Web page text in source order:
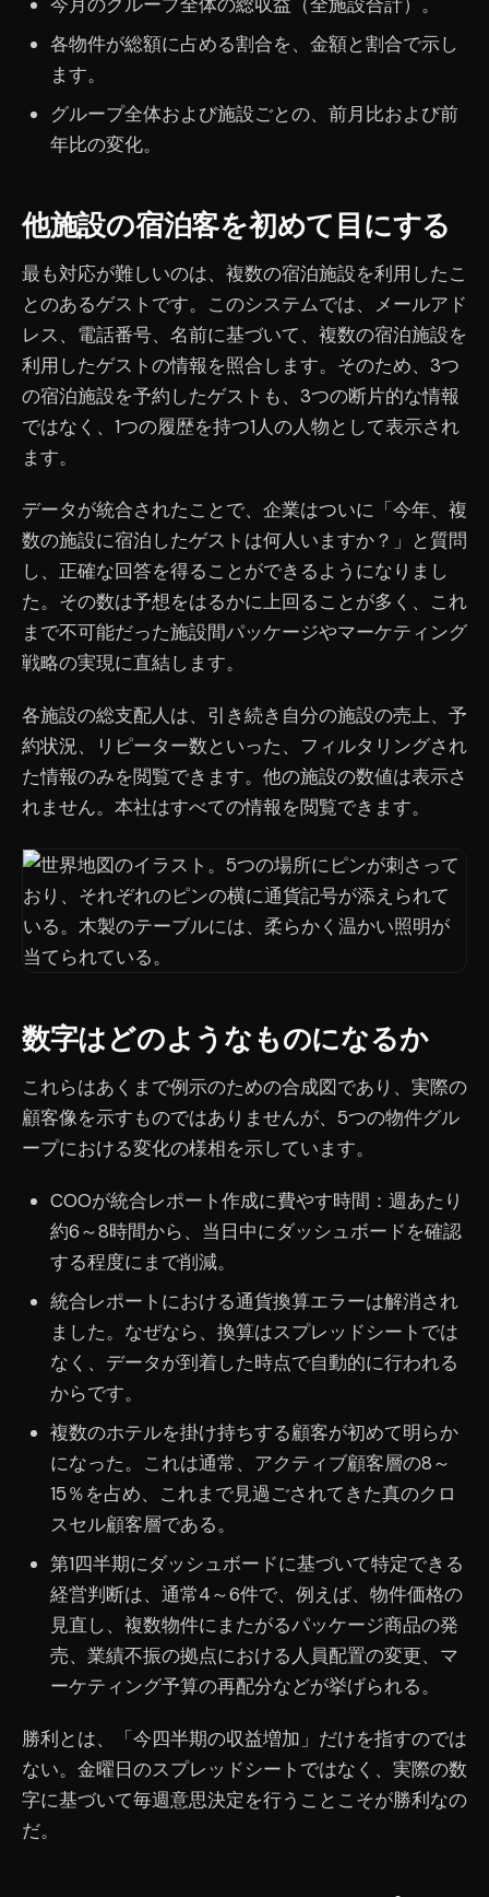
各物件が総額に占める割合を、金額と割合で示し
ます。
グループ全体および施設ごとの、前月比および前
年比の変化。
他施設の宿泊客を初めて目にする
最も対応が難しいのは、複数の宿泊施設を利用したこ
とのあるゲストです。このシステムでは、メールアド
レス、電話番号、名前に基づいて、複数の宿泊施設を
利用したゲストの情報を照合します。そのため、3つ
の宿泊施設を予約したゲストも、3つの断片的な情報
ではなく、1つの履歴を持つ1人の人物として表示され
ます。
データが統合されたことで、企業はついに「今年、複
数の施設に宿泊したゲストは何人いますか？」と質問
し、正確な回答を得ることができるようになりまし
た。その数は予想をはるかに上回ることが多く、これ
まで不可能だった施設間パッケージやマーケティング
戦略の実現に直結します。
各施設の総支配人は、引き続き自分の施設の売上、予
約状況、リピーター数といった、フィルタリングされ
た情報のみを閲覧できます。他の施設の数値は表示さ
れません。本社はすべての情報を閲覧できます。
数字はどのようなものになるか
これらはあくまで例示のための合成図であり、実際の
顧客像を示すものではありませんが、5つの物件グル
ープにおける変化の様相を示しています。
COOが統合レポート作成に費やす時間：週あたり
約6～8時間から、当日中にダッシュボードを確認
する程度にまで削減。
統合レポートにおける通貨換算エラーは解消され
ました。なぜなら、換算はスプレッドシートでは
なく、データが到着した時点で自動的に行われる
からです。
複数のホテルを掛け持ちする顧客が初めて明らか
になった。これは通常、アクティブ顧客層の8～
15％を占め、これまで見過ごされてきた真のクロ
スセル顧客層である。
第1四半期にダッシュボードに基づいて特定できる
経営判断は、通常4～6件で、例えば、物件価格の
見直し、複数物件にまたがるパッケージ商品の発
売、業績不振の拠点における人員配置の変更、マ
ーケティング予算の再配分などが挙げられる。
勝利とは、「今四半期の収益増加」だけを指すのでは
ない。金曜日のスプレッドシートではなく、実際の数
字に基づいて毎週意思決定を行うことこそが勝利なの
だ。